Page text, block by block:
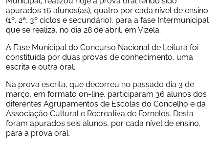
apurados 16 alunos(as), quatro por cada nível de ensino
(1º, 2ª, 3º ciclos e secundário), para a fase Intermunicipal
que se realiza, no dia 28 de abril, em Vizela.
A Fase Municipal do Concurso Nacional de Leitura foi
constituída por duas provas de conhecimento, uma
escrita e outra oral.
Na prova escrita, que decorreu no passado dia 3 de
março, em formato on-line, participaram 36 alunos dos
diferentes Agrupamentos de Escolas do Concelho e da
Associação Cultural e Recreativa de Fornelos. Desta
foram apurados seis alunos, por cada nível de ensino,
para a prova oral.